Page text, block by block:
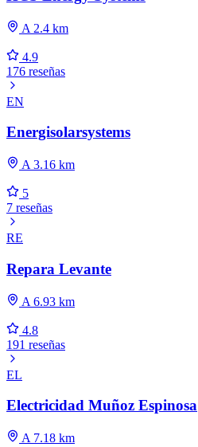
A 2.4 km
4.9
176 reseñas
EN
Energisolarsystems
A 3.16 km
5
7 reseñas
RE
Repara Levante
A 6.93 km
4.8
191 reseñas
EL
Electricidad Muñoz Espinosa
A 7.18 km